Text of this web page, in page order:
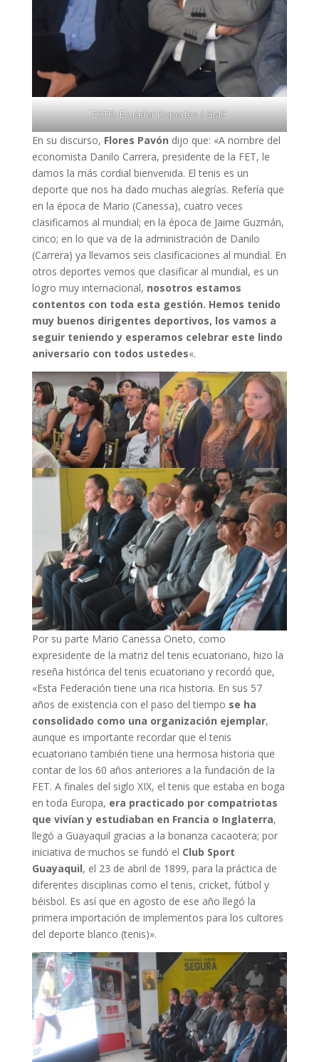
FOTO: Ecuador Deportes / GMC
En su discurso, Flores Pavón dijo que: «A nombre del
economista Danilo Carrera, presidente de la FET, le
damos la más cordial bienvenida. El tenis es un
deporte que nos ha dado muchas alegrías. Refería que
en la época de Mario (Canessa), cuatro veces
clasificamos al mundial; en la época de Jaime Guzmán,
cinco; en lo que va de la administración de Danilo
(Carrera) ya llevamos seis clasificaciones al mundial. En
otros deportes vemos que clasificar al mundial, es un
logro muy internacional, nosotros estamos
contentos con toda esta gestión. Hemos tenido
muy buenos dirigentes deportivos, los vamos a
seguir teniendo y esperamos celebrar este lindo
aniversario con todos ustedes«.
Por su parte Mario Canessa Oneto, como
expresidente de la matriz del tenis ecuatoriano, hizo la
reseña histórica del tenis ecuatoriano y recordó que,
«Esta Federación tiene una rica historia. En sus 57
años de existencia con el paso del tiempo se ha
consolidado como una organización ejemplar,
aunque es importante recordar que el tenis
ecuatoriano también tiene una hermosa historia que
contar de los 60 años anteriores a la fundación de la
FET. A finales del siglo XIX, el tenis que estaba en boga
en toda Europa, era practicado por compatriotas
que vivían y estudiaban en Francia o Inglaterra,
llegó a Guayaquil gracias a la bonanza cacaotera; por
iniciativa de muchos se fundó el Club Sport
Guayaquil, el 23 de abril de 1899, para la práctica de
diferentes disciplinas como el tenis, cricket, fútbol y
béisbol. Es así que en agosto de ese año llegó la
primera importación de implementos para los cultores
del deporte blanco (tenis)».